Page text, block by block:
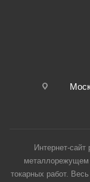
Интернет-
металлорежущем
токарных работ.